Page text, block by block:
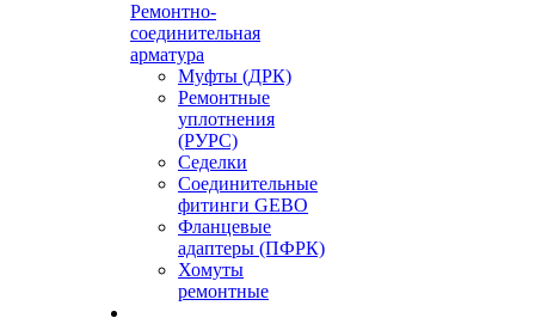
Ремонтно-
соединительная
арматура
Муфты (ДРК)
Ремонтные
уплотнения
(РУРС)
Седелки
Соединительные
фитинги GEBO
Фланцевые
адаптеры (ПФРК)
Хомуты
ремонтные